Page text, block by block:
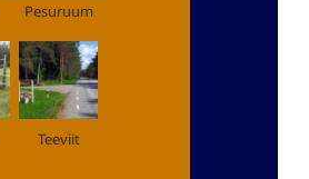
Pesuruum
Teeviit